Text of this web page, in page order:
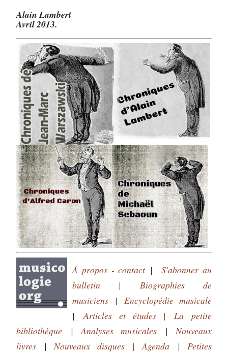
Alain Lambert
Avril 2013.
À propos - contact | S'abonner au
bulletin |Biographies de
musiciens | Encyclopédie musicale
|Articles et études | La petite
bibliothèque |Analyses musicales |Nouveaux
livres |Nouveaux disques |Agenda | Petites